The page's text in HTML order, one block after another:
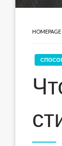
HOMEPAGE